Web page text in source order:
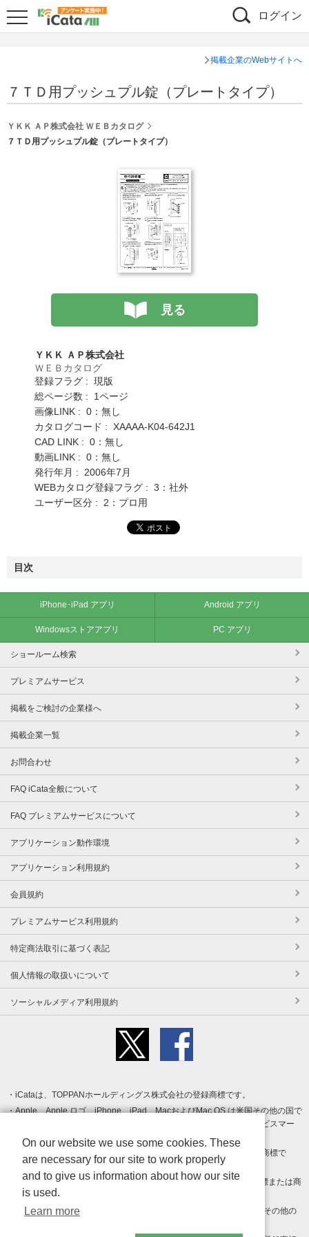
ログイン
掲載企業のWebサイトへ
７ＴＤ用プッシュプル錠（プレートタイプ）
ＹＫＫ ＡＰ株式会社 ＷＥＢカタログ
７ＴＤ用プッシュプル錠（プレートタイプ）
見る
ＹＫＫ ＡＰ株式会社
ＷＥＢカタログ
登録フラグ : 現版
総ページ数 : 1ページ
画像LINK : 0：無し
カタログコード : XAAAA-K04-642J1
CAD LINK : 0：無し
動画LINK : 0：無し
発行年月 : 2006年7月
WEBカタログ登録フラグ : 3：社外
ユーザー区分 : 2：プロ用
目次
iPhone･iPad アプリ Android アプリ
Windowsストアアプリ PC アプリ
ショールーム検索
プレミアムサービス
掲載をご検討の企業様へ
掲載企業一覧
お問合わせ
FAQ iCata全般について
FAQ プレミアムサービスについて
アプリケーション動作環境
アプリケーション利用規約
会員規約
プレミアムサービス利用規約
特定商法取引に基づく表記
個人情報の取扱いについて
ソーシャルメディア利用規約
iCataは、TOPPANホールディングス株式会社の登録商標です。
Apple、Apple ロゴ、iPhone、iPad、MacおよびMac OS は米国その他の国で
登録された Apple Inc. の商標です。App Store は Apple Inc. のサービスマー
クです。
Android、Google Play および Google Play ロゴ は Google LLC の商標で
す。
Windows は Microsoft Inc.の米国およびその他の国における登録商標または商
標です。
Adobe、Adobe Reader、Adobe PDF は、Adobe Inc.の米国およびその他の
On our website we use some cookies. These
are necessary for our site to work properly
and to give us information about how our site
is used.
Learn more